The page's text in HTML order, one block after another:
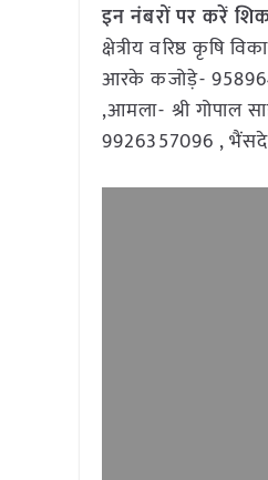
इन नंबरों पर करें
क्षेत्रीय वरिष्ठ कृषि
आरके कजोड़े-
,आमला- श्री गोपाल
9926357096 ,